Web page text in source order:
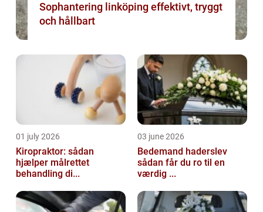
Sophantering linköping effektivt, tryggt
och hållbart
01 july 2026
Kiropraktor: sådan
hjælper målrettet
behandling di...
03 june 2026
Bedemand haderslev
sådan får du ro til en
værdig ...